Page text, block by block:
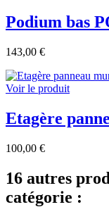
Podium bas
143,00 €
Voir le produit
Etagère
100,00 €
16 autres
catégorie :